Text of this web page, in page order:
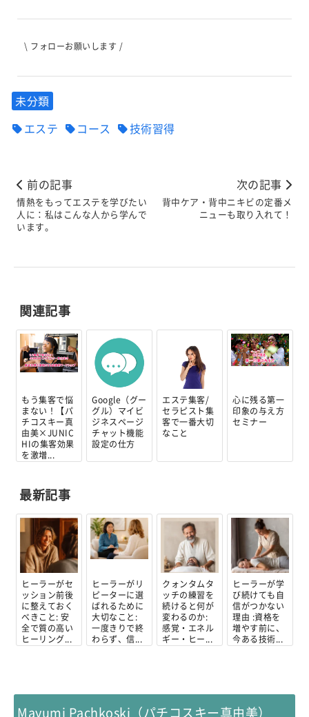
\ フォローお願いします /
未分類
エステ
コース 技術習得
前の記事
情熱をもってエステを学びたい
人に：私はこんな人から学んで
います。
次の記事
背中ケア・背中ニキビの定番メ
ニューも取り入れて！
関連記事
もう集客で悩
まない！【パ
チコスキー真
由美×JUNIC
HIの集客効果
を激増...
Google（グー
グル）マイビ
ジネスページ
チャット機能
設定の仕方
エステ集客/
セラピスト集
客で一番大切
なこと
心に残る第一
印象の与え方
セミナー
最新記事
ヒーラーがセ
ッション前後
に整えておく
べきこと: 安
全で質の高い
ヒーリング...
ヒーラーがリ
ピーターに選
ばれるために
大切なこと:
一度きりで終
わらず、信...
クォンタムタ
ッチの練習を
続けると何が
変わるのか:
感覚・エネル
ギー・ヒー...
ヒーラーが学
び続けても自
信がつかない
理由 :資格を
増やす前に、
今ある技術...
Mayumi Pachkoski（パチコスキー真由美）